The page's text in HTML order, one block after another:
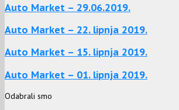
Auto Market – 29.06.2019.
Auto Market – 22. lipnja 2019.
Auto Market – 15. lipnja 2019.
Auto Market – 01. lipnja 2019.
Odabrali smo